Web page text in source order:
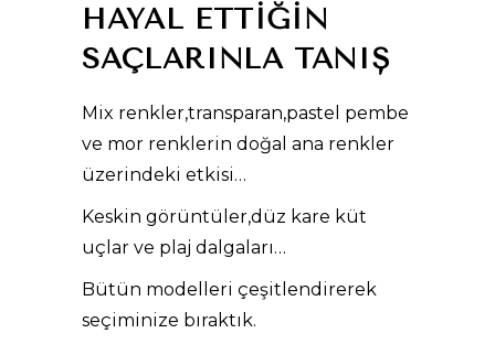
HAYAL ETTIĞIN
SAÇLARINLA TANIŞ
Mix renkler,transparan,pastel pembe
ve mor renklerin doğal ana renkler
üzerindeki etkisi…
Keskin görüntüler,düz kare küt
uçlar ve plaj dalgaları…
Bütün modelleri çeşitlendirerek
seçiminize bıraktık.